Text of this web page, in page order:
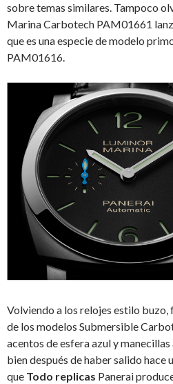
sobre temas similares. Tampoco
Marina Carbotech PAM01661
que es una especie de modelo
PAM01616.
Volviendo a los relojes estilo buzo,
de los modelos Submersible
acentos de esfera azul y
bien después de haber salido hace
que Todo replicas Panerai